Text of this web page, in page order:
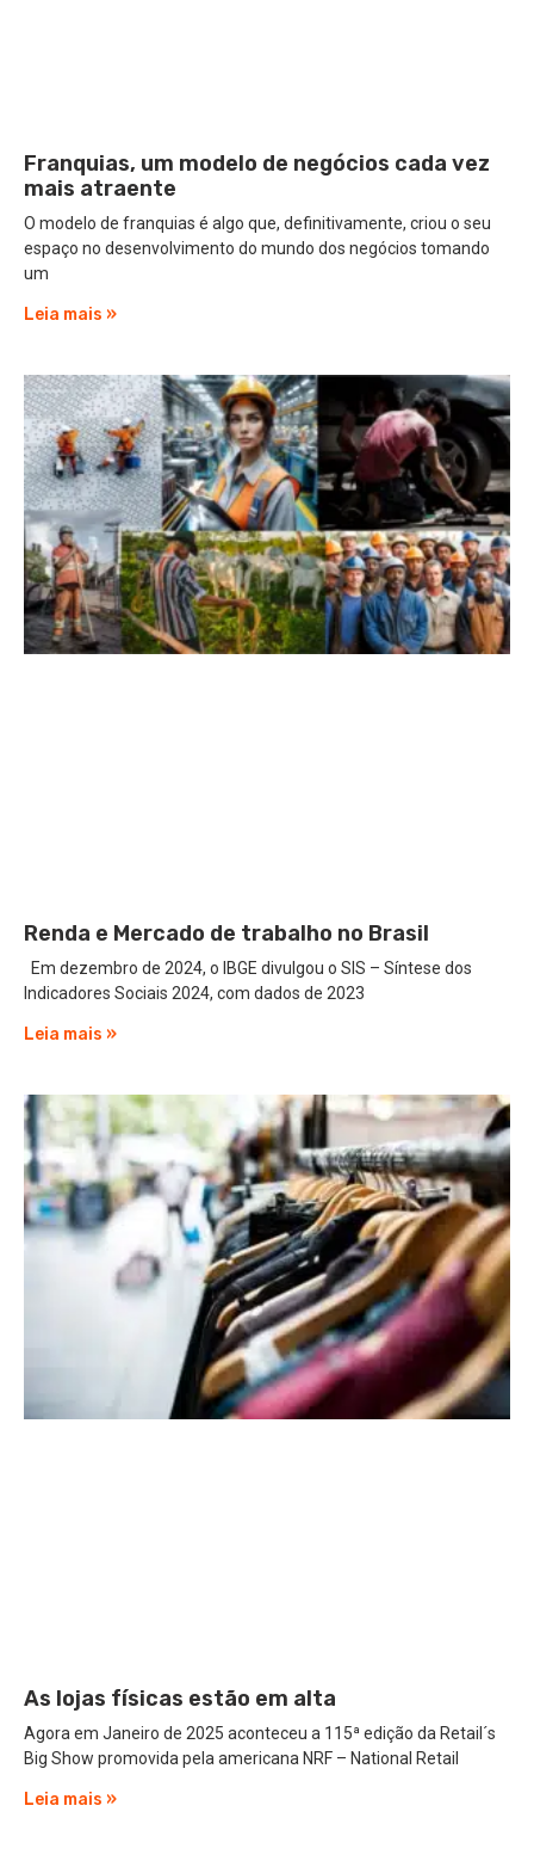
Franquias, um modelo de negócios cada vez
mais atraente
O modelo de franquias é algo que, definitivamente, criou o seu
espaço no desenvolvimento do mundo dos negócios tomando
um
Leia mais »
Renda e Mercado de trabalho no Brasil
Em dezembro de 2024, o IBGE divulgou o SIS – Síntese dos
Indicadores Sociais 2024, com dados de 2023
Leia mais »
As lojas físicas estão em alta
Agora em Janeiro de 2025 aconteceu a 115ª edição da Retail´s
Big Show promovida pela americana NRF – National Retail
Leia mais »